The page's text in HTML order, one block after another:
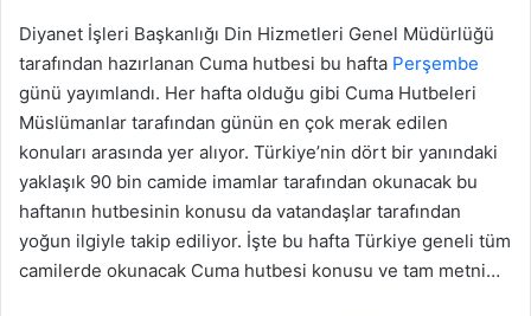
Diyanet İşleri Başkanlığı Din Hizmetleri Genel Müdürlüğü
tarafından hazırlanan Cuma hutbesi bu hafta Perşembe
günü yayımlandı. Her hafta olduğu gibi Cuma Hutbeleri
Müslümanlar tarafından günün en çok merak edilen
konuları arasında yer alıyor. Türkiye’nin dört bir yanındaki
yaklaşık 90 bin camide imamlar tarafından okunacak bu
haftanın hutbesinin konusu da vatandaşlar tarafından
yoğun ilgiyle takip ediliyor. İşte bu hafta Türkiye geneli tüm
camilerde okunacak Cuma hutbesi konusu ve tam metni…